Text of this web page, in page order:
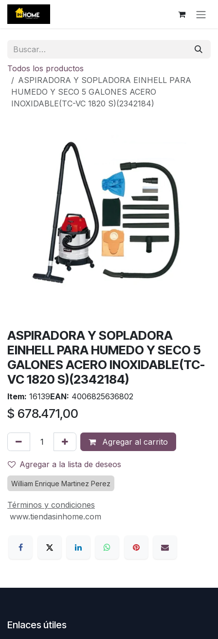
Ir al contenido
Todos los productos
ASPIRADORA Y SOPLADORA EINHELL PARA
HUMEDO Y SECO 5 GALONES ACERO
INOXIDABLE(TC-VC 1820 S)(2342184)
ASPIRADORA Y SOPLADORA
EINHELL PARA HUMEDO Y SECO 5
GALONES ACERO INOXIDABLE(TC-
VC 1820 S)(2342184)
Item: 16139EAN: 4006825636802
$ 678.471,00
Agregar al carrito
Agregar a la lista de deseos
William Enrique Martinez Perez
Términos y condiciones
www.tiendasinhome.com
Enlaces útiles